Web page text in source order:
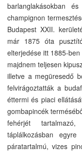
barlanglakásokban
champignon
Budapest XXII.
már 1875 óta
elterjedése itt 1885-
majdnem teljesen
illetve a megüresedő
felvirágoztatták a
éttermi és piaci
gombapincék
fehérjét
táplálkozásban
páratartalmú, vizes